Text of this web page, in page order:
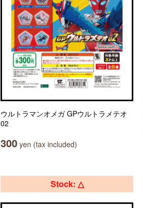
ウルトラマンオメガ GPウルトラメテオ
02
300 yen (tax included)
Stock: △